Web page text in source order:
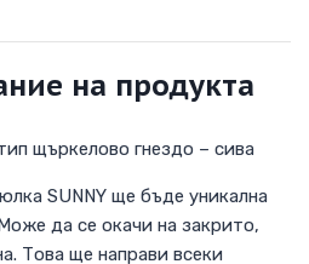
на продукта
щъркелово гнездо – сива
SUNNY ще бъде уникална
да се окачи на закрито,
Това ще направи всеки